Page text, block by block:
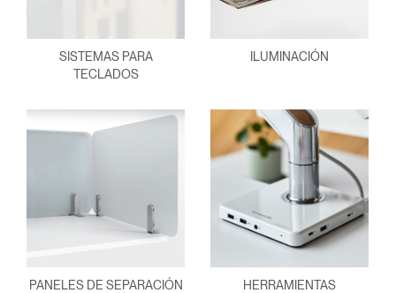
SISTEMAS PARA
TECLADOS
ILUMINACIÓN
PANELES DE SEPARACIÓN
HERRAMIENTAS